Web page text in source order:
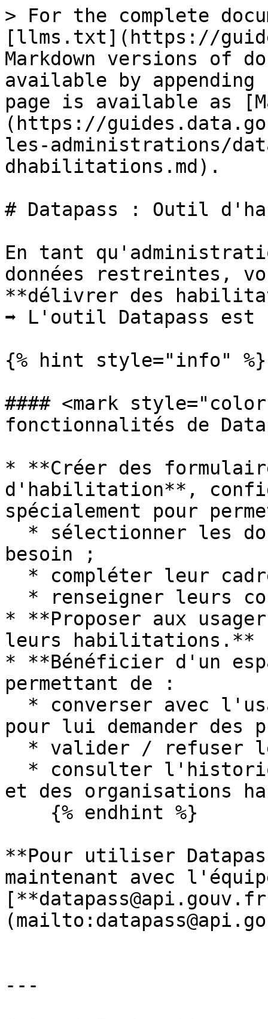
> For the complete
[llms.txt](https://
Markdown versions of
available by
page is available as
(https://
les-administrations/
dhabilitations.md).
# Datapass : Outil
En tant
données restreintes,
**délivrer des
➡️ L'outil Datapass
{% hint style="info" %}
#### <mark
fonctionnalités de
* **Créer des
d'habilitation**,
spécialement pour
besoin ;
* **Proposer aux
leurs habilitations.**
* **Bénéficier d'un
permettant de :
pour lui demander des
et des organisations
**Pour utiliser
maintenant avec
---